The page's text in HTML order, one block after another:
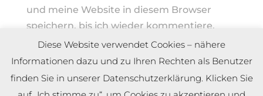
und meine Website in diesem Browser
speichern, bis ich wieder kommentiere.
Diese Website verwendet Cookies – nähere
Informationen dazu und zu Ihren Rechten als Benutzer
finden Sie in unserer Datenschutzerklärung. Klicken Sie